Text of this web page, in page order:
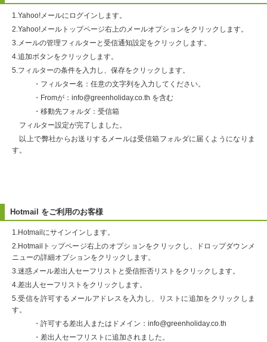
1.Yahoo!メールにログインします。
2.Yahoo!メールトップページ右上のメールオプションをクリックします。
3.メールの管理フィルターと受信通知設定をクリックします。
4.追加ボタンをクリックします。
5.フィルターの条件を入力し、保存をクリックします。
・フィルター名：任意の文字列を入力してください。
・Fromが：info@greenholiday.co.th を含む
・移動先フォルダ：受信箱
フィルター設定が完了しました。
以上で弊社からお送りするメールは受信箱フォルダに届くようになりま
す。
Hotmail をご利用のお客様
1.Hotmailにサインインします。
2.Hotmailトップページ右上のオプションをクリックし、ドロップダウンメ
ニューの詳細オプションをクリックします。
3.迷惑メール差出人セーフリストと受信拒否リストをクリックします。
4.差出人セーフリストをクリックします。
5.受信を許可するメールアドレスを入力し、リストに追加をクリックしま
す。
・許可する差出人またはドメイン：info@greenholiday.co.th
・差出人セーフリストに追加されました。